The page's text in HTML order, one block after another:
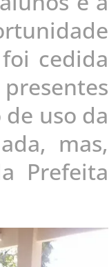
cedida
uso da
mas,
Prefeita